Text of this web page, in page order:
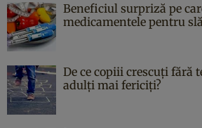
Beneficiul surpriză pe
medicamentele pentru
De ce copiii crescuți fără
adulți mai fericiți?